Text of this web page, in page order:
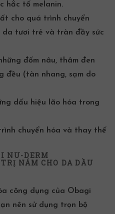
hắc tố melanin.
cho quá trình chuyển
da tươi trẻ và tràn đầy sức
đốm nâu, thâm đen
đều (tàn nhang, sạm do
dấu hiệu lão hóa trong
chuyển hóa và thay thế
NU-DERM
NÁM CHO DA DẦU
công dụng của Obagi
nên sử dụng trọn bộ